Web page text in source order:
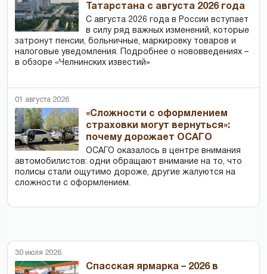
Татарстана с августа 2026 года
С августа 2026 года в России вступает
в силу ряд важных изменений, которые
затронут пенсии, больничные, маркировку товаров и
налоговые уведомления. Подробнее о нововведениях –
в обзоре «Челнинских известий»
01 августа 2026
«Сложности с оформлением
страховки могут вернуться»:
почему дорожает ОСАГО
ОСАГО оказалось в центре внимания
автомобилистов: одни обращают внимание на то, что
полисы стали ощутимо дороже, другие жалуются на
сложности с оформлением.
30 июля 2026
Спасская ярмарка – 2026 в